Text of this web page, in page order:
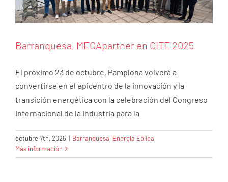
Barranquesa, MEGApartner en CITE 2025
El próximo 23 de octubre, Pamplona volverá a
convertirse en el epicentro de la innovación y la
transición energética con la celebración del Congreso
Internacional de la Industria para la
octubre 7th, 2025 | Barranquesa, Energía Eólica
Más información
El mercado eólico en India